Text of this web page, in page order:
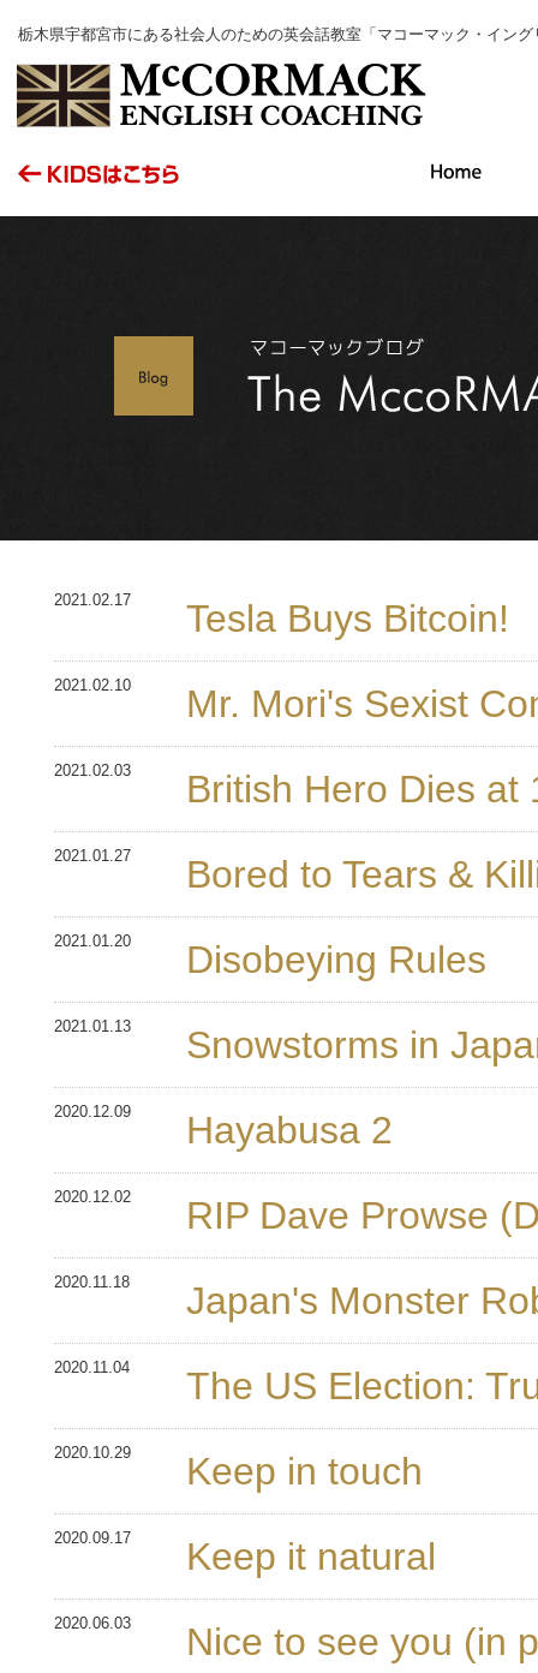
栃木県宇都宮市にある社会人のための英会話教室「マコーマック・イン
2021.02.17 Tesla Buys Bitcoin!
2021.02.10 Mr. Mori's Sexist
2021.02.03 British Hero Dies at
2021.01.27 Bored to Tears &
2021.01.20 Disobeying Rules
2021.01.13 Snowstorms in
2020.12.09 Hayabusa 2
2020.12.02 RIP Dave Prowse
2020.11.18 Japan's Monster
2020.11.04 The US Election:
2020.10.29 Keep in touch
2020.09.17 Keep it natural
2020.06.03 Nice to see you (in